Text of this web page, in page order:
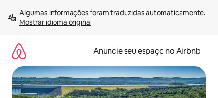
para
Mostrar idioma original
Anuncie seu espaço no Airbnb